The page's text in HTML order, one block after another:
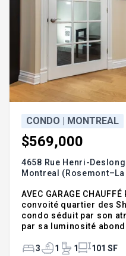
CONDO | MONTREAL
$569,000
4658 Rue Henri-
Montreal
AVEC GARAGE
convoité quartier des
condo séduit par son
par sa luminosité
dont une avec accès au
3 1 1 101 SF